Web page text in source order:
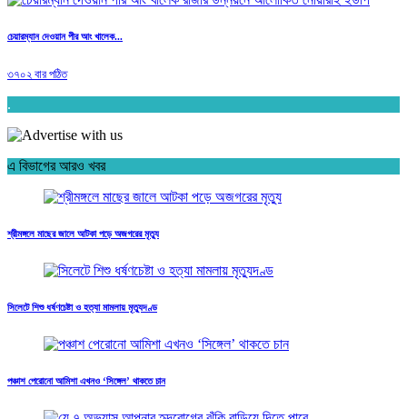
চেয়ারম্যান দেওয়ান পীর আং খালেক...
৩৭০২ বার পঠিত
.
এ বিভাগের আরও খবর
শ্রীমঙ্গলে মাছের জালে আটকা পড়ে অজগরের মৃত্যু
সিলেটে শিশু ধর্ষণচেষ্টা ও হত্যা মামলায় মৃত্যুদণ্ড
পঞ্চাশ পেরোনো আমিশা এখনও ‘সিঙ্গেল’ থাকতে চান